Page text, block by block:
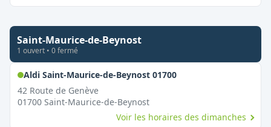
Saint-Maurice-de-Beynost
1 ouvert • 0fermé
Aldi Saint-Maurice-de-Beynost 01700,
42 Route de Genève
01700 Saint-Maurice-de-Beynost
Voir les horaires des dimanches